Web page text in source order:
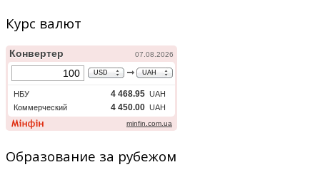
Курс валют
Образование за рубежом